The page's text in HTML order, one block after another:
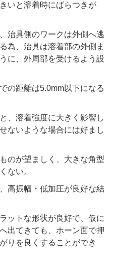
いと溶着時にばらつきが
治具側のワークは外側へ逃
為、治具は溶着部の外側ま
に、外周部を受けるよう設
の距離は5.0mm以下になる
、溶着強度に大きく影響し
ないような場合には好まし
のが望ましく、大きな角型
ない。
高振幅・低加圧が良好な結
ットな形状が良好で、仮に
出てきても、ホーン面で押
りを良くすることができ